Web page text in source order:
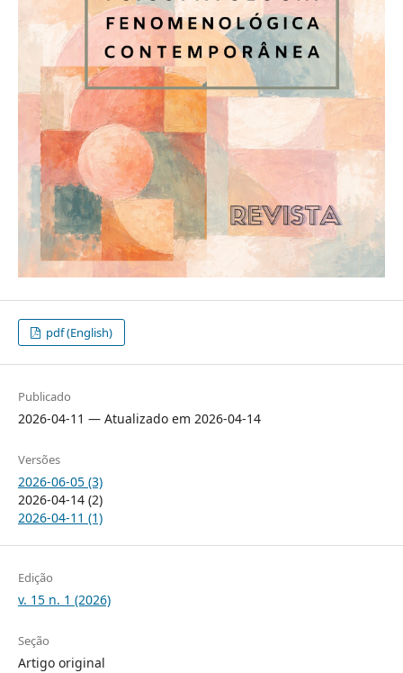
pdf (English)
Publicado
2026-04-11 — Atualizado em 2026-04-14
Versões
2026-06-05 (3)
2026-04-14 (2)
2026-04-11 (1)
Edição
v. 15 n. 1 (2026)
Seção
Artigo original